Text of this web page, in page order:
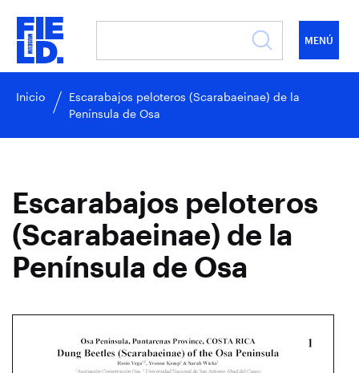
MENÚ
Inicio
Escarabajos peloteros (Scarabaeinae) de la
Península de Osa
Escarabajos peloteros
(Scarabaeinae) de la
Península de Osa